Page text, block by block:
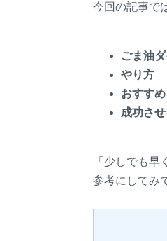
今回の記事で
ごま油
やり方
おすす
成功さ
「少しでも
参考にしてみ